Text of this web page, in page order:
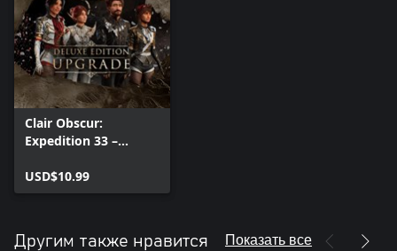
Clair Obscur:
Expedition 33 –
Upgrade
USD$10.99
Другим также нравится Показать все